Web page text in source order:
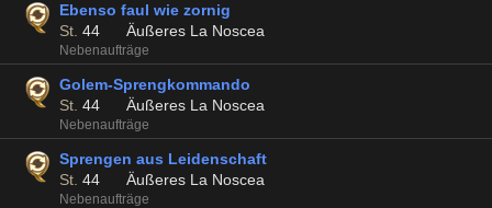
Ebenso faul wie zornig
St. 44 Äußeres La Noscea
Nebenaufträge
Golem-Sprengkommando
St. 44 Äußeres La Noscea
Nebenaufträge
Sprengen aus Leidenschaft
St. 44 Äußeres La Noscea
Nebenaufträge